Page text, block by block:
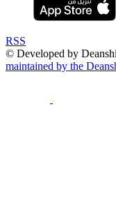
RSS
© Developed by
maintained by the